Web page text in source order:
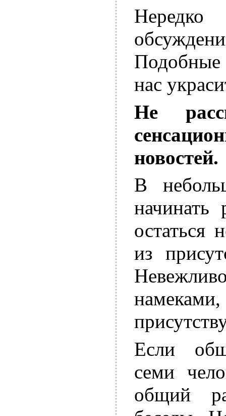
Нередко
нас
Не
новостей.
В
остаться
из
Если
семи
общий